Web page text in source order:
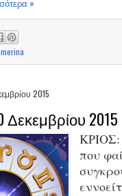
»
2015
Δεκεμβρίου 2015
ΚΡΙΟΣ:
που